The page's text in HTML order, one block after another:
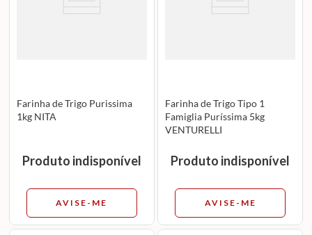
Farinha de Trigo Purissima
1kg NITA
Produto indisponível
AVISE-ME
Farinha de Trigo Tipo 1
Famiglia Puríssima 5kg
VENTURELLI
Produto indisponível
AVISE-ME